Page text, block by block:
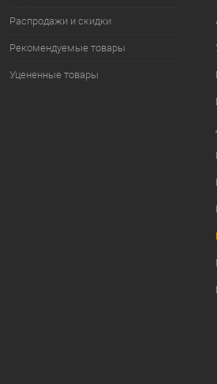
Распродажи и скидки
Рекомендуемые товары
Уцененные товары